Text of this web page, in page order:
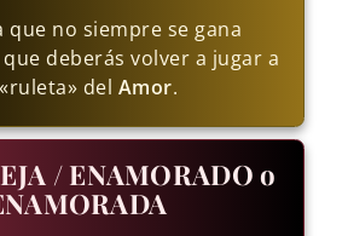
que no siempre se gana
deberás volver a jugar a
del Amor.
/ ENAMORADO o